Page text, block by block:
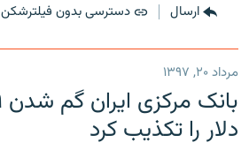
ارسال دسترسی بدون فیلترشکن
مرداد ۲۰, ۱۳۹۷
دلار را تکذیب کرد